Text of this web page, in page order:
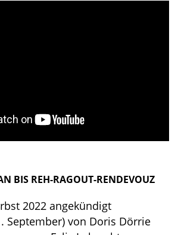
BIS REH-RAGOUT-RENDEVOUZ
2022 angekündigt
September) von Doris Dörrie